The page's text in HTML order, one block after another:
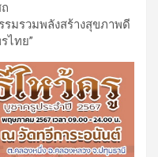
มรวมพลังสร้างสุขภาพดี
ไทย”